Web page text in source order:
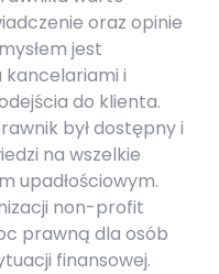
oraz opinie
jest
kancelariami i
do klienta.
był dostępny i
na wszelkie
upadłościowym.
non-profit
prawną dla osób
finansowej.